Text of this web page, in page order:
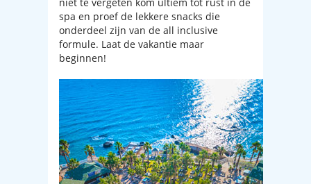
spa en proef de lekkere snacks die
onderdeel zijn van de all inclusive
formule. Laat de vakantie maar
beginnen!